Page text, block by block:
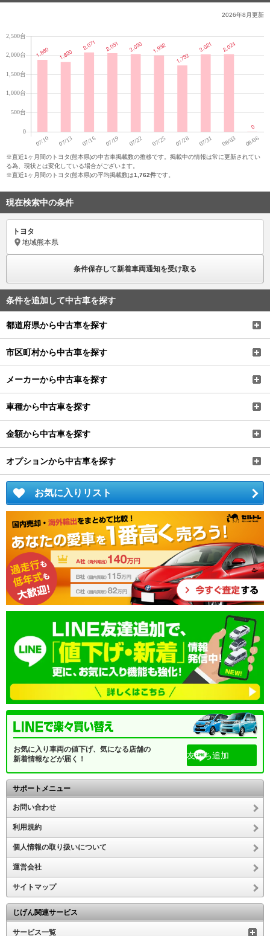
2026年8月更新
※直近1ヶ月間のトヨタ(熊本県)の中古車掲載数の推移です。掲載中の情報は常に更新されてい
る為、現状とは変化している場合がございます。
※直近1ヶ月間のトヨタ(熊本県)の平均掲載数は1,762件です。
現在検索中の条件
トヨタ
地域熊本県
条件保存して新着車両通知を受け取る
条件を追加して中古車を探す
都道府県から中古車を探す
市区町村から中古車を探す
メーカーから中古車を探す
車種から中古車を探す
金額から中古車を探す
オプションから中古車を探す
お気に入りリスト
お気に入り車両の値下げ、気になる店舗の
新着情報などが届く！
友だち追加
サポートメニュー
お問い合わせ
利用規約
個人情報の取り扱いについて
運営会社
サイトマップ
じげん関連サービス
サービス一覧